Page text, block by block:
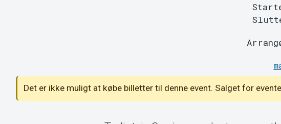
Det er ikke muligt at købe billetter til denne event. Salget for